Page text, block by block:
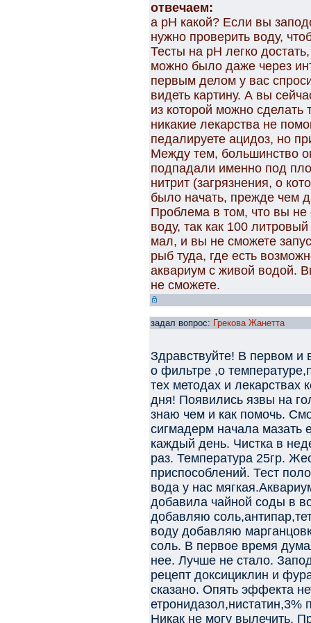
отвечаем:
а рН какой? Если вы
нужно проверить воду,
Тесты на рН легко
можно было даже через
первым делом у вас
видеть картину. А вы
из которой можно
никакие лекарства не
педалируете ацидоз, но
Между тем, большинство
подпадали именно под
нитрит (загрязнения, о
было начать, прежде чем
Проблема в том, что вы
воду, так как 100
мал, и вы не сможете
рыб туда, где есть
аквариум с живой водой.
не сможете.
задал вопрос: Грекова Жанетта
Здравствуйте! В первом и
о фильтре ,о
тех методах и
дня! Появились язвы на
знаю чем и как помочь.
сигмадерм начала
каждый день. Чистка в
раз. Температура 25гр.
приспособлений. Тест
вода у нас
добавила чайной соды в
добавляю
воду добавляю
соль. В первое время
нее. Лучше не стало.
рецепт доксициклин и
сказано. Опять эффекта
етронидазол,нистатин,3%
Никак не могу вылечить.